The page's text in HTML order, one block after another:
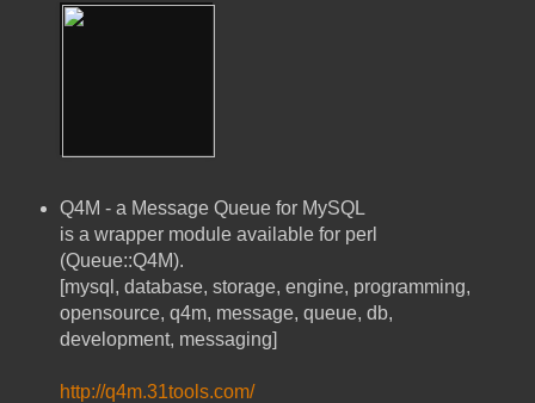
Q4M - a Message Queue for MySQL
is a wrapper module available for perl
(Queue::Q4M).
[mysql, database, storage, engine, programming,
opensource, q4m, message, queue, db,
development, messaging]
http://q4m.31tools.com/